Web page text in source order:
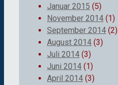
Januar 2015 (5)
November 2014 (1)
September 2014 (2)
August 2014 (3)
Juli 2014 (3)
Juni 2014 (1)
April 2014 (3)